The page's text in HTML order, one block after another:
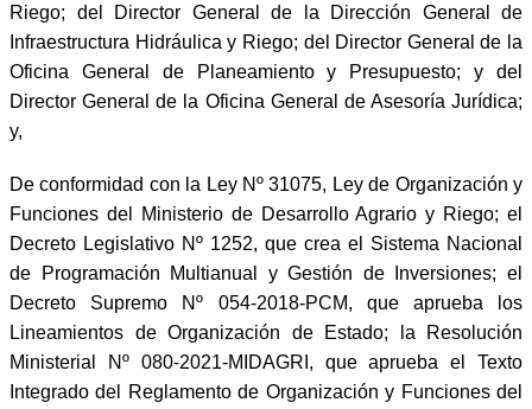
Riego; del Director General de la Dirección General de
Infraestructura Hidráulica y Riego; del Director General de la
Oficina General de Planeamiento y Presupuesto; y del
Director General de la Oficina General de Asesoría Jurídica;
y,
De conformidad con la Ley Nº 31075, Ley de Organización y
Funciones del Ministerio de Desarrollo Agrario y Riego; el
Decreto Legislativo Nº 1252, que crea el Sistema Nacional
de Programación Multianual y Gestión de Inversiones; el
Decreto Supremo Nº 054-2018-PCM, que aprueba los
Lineamientos de Organización de Estado; la Resolución
Ministerial Nº 080-2021-MIDAGRI, que aprueba el Texto
Integrado del Reglamento de Organización y Funciones del